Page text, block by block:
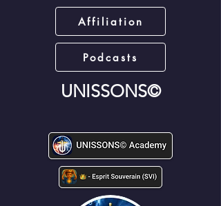
Affiliation
Podcasts
UNISSONS©